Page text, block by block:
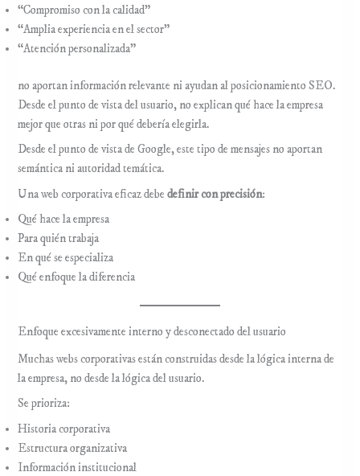
“Compromiso con la calidad”
“Amplia experiencia en el sector”
“Atención personalizada”
no aportan información relevante ni ayudan al posicionamiento SEO.
Desde el punto de vista del usuario, no explican qué hace la empresa
mejor que otras ni por qué debería elegirla.
Desde el punto de vista de Google, este tipo de mensajes no aportan
semántica ni autoridad temática.
Una web corporativa eficaz debedefinir con precisión:
Qué hace la empresa
Para quién trabaja
En qué se especializa
Qué enfoque la diferencia
Enfoque excesivamente interno y desconectado del usuario
Muchas webs corporativas están construidas desde la lógica interna de
la empresa, no desde la lógica del usuario.
Se prioriza:
Historia corporativa
Estructura organizativa
Información institucional